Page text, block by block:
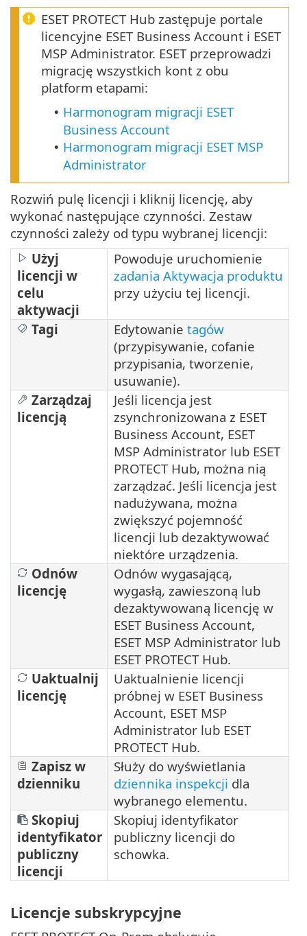
ESET PROTECT Hub zastępuje portale
licencyjne ESET Business Account i ESET
MSP Administrator. ESET przeprowadzi
migrację wszystkich kont z obu
platform etapami:
• Harmonogram migracji ESET
Business Account
• Harmonogram migracji ESET MSP
Administrator
Rozwiń pulę licencji i kliknij licencję, aby
wykonać następujące czynności. Zestaw
czynności zależy od typu wybranej licencji:
Użyj
licencji w
celu
aktywacji
Powoduje uruchomienie
zadania Aktywacja produktu
przy użyciu tej licencji.
Tagi Edytowanie tagów
(przypisywanie, cofanie
przypisania, tworzenie,
usuwanie).
Zarządzaj
licencją
Jeśli licencja jest
zsynchronizowana z ESET
Business Account, ESET
MSP Administrator lub ESET
PROTECT Hub, można nią
zarządzać. Jeśli licencja jest
nadużywana, można
zwiększyć pojemność
licencji lub dezaktywować
niektóre urządzenia.
Odnów
licencję
Odnów wygasającą,
wygasłą, zawieszoną lub
dezaktywowaną licencję w
ESET Business Account,
ESET MSP Administrator lub
ESET PROTECT Hub.
Uaktualnij
licencję
Uaktualnienie licencji
próbnej w ESET Business
Account, ESET MSP
Administrator lub ESET
PROTECT Hub.
Zapisz w
dzienniku
Służy do wyświetlania
dziennika inspekcji dla
wybranego elementu.
Skopiuj
identyfikator
publiczny
licencji
Skopiuj identyfikator
publiczny licencji do
schowka.
Licencje subskrypcyjne